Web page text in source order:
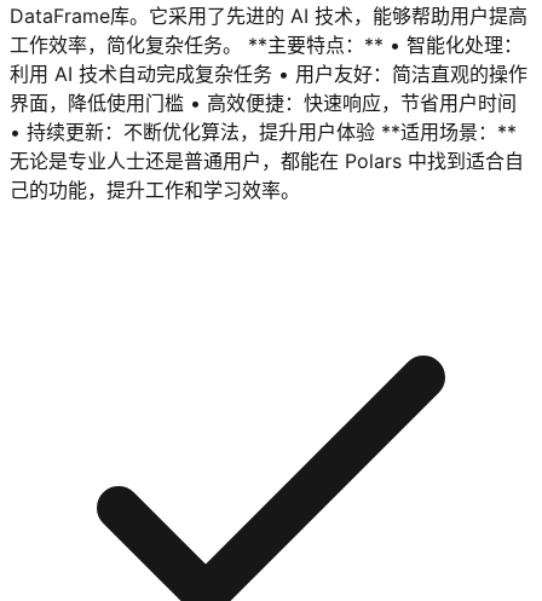
DataFrame库。它采用了先进的 AI 技术，能够帮助用户提高
工作效率，简化复杂任务。 **主要特点：** • 智能化处理：
利用 AI 技术自动完成复杂任务 • 用户友好：简洁直观的操作
界面，降低使用门槛 • 高效便捷：快速响应，节省用户时间
• 持续更新：不断优化算法，提升用户体验 **适用场景：**
无论是专业人士还是普通用户，都能在 Polars 中找到适合自
己的功能，提升工作和学习效率。